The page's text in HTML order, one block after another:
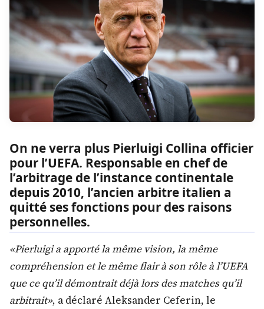
On ne verra plus Pierluigi Collina officier
pour l’UEFA. Responsable en chef de
l’arbitrage de l’instance continentale
depuis 2010, l’ancien arbitre italien a
quitté ses fonctions pour des raisons
personnelles.
«Pierluigi a apporté la même vision, la même
compréhension et le même flair à son rôle à l’UEFA
que ce qu’il démontrait déjà lors des matches qu’il
arbitrait», a déclaré Aleksander Ceferin, le